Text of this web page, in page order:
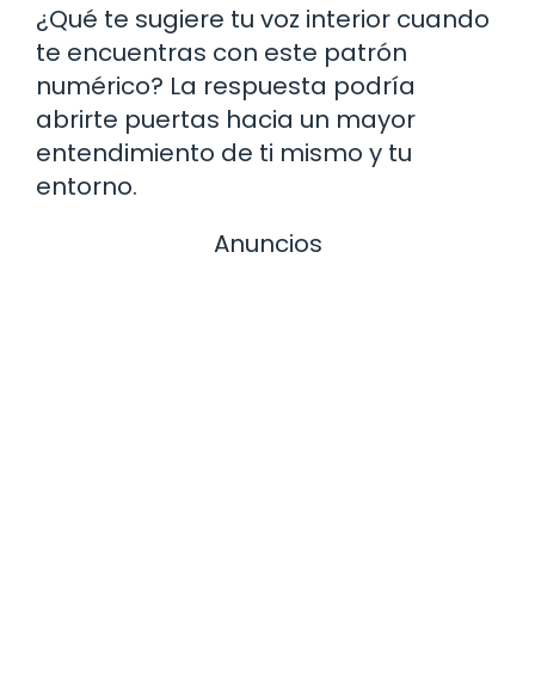
¿Qué te sugiere tu voz interior cuando
te encuentras con este patrón
numérico? La respuesta podría
abrirte puertas hacia un mayor
entendimiento de ti mismo y tu
entorno.
Anuncios